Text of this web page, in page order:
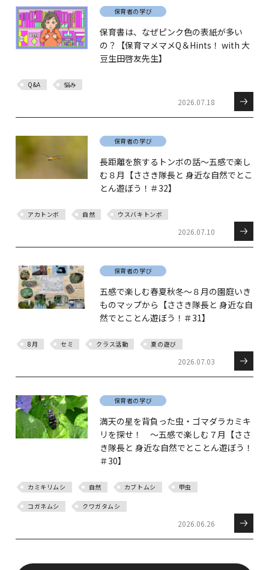
保育者の学び
保育書は、なぜピンク色の表紙が多い
の？【保育マメマメQ＆Hints！ with 大
豆生田啓友先生】
Q&A 悩み
2026.07.18
保育者の学び
長距離を旅するトンボの話～五感で楽し
む８月【ささき隊長と 身近な自然でとこ
とん遊ぼう！＃32】
アカトンボ 自然 ウスバキトンボ
2026.07.10
保育者の学び
五感で楽しむ春夏秋冬～８月の園庭いき
ものマップから【ささき隊長と 身近な自
然でとことん遊ぼう！＃31】
8月 セミ クラス活動 夏の遊び
2026.07.03
保育者の学び
満天の星を背負った虫・ゴマダラカミキ
リを探せ！ ～五感で楽しむ７月【ささ
き隊長と 身近な自然でとことん遊ぼう！
＃30】
カミキリムシ 自然 カブトムシ 甲虫
コガネムシ クワガタムシ
2026.06.26